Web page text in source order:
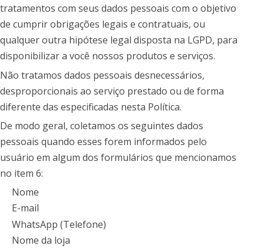
tratamentos com seus dados pessoais com o objetivo
de cumprir obrigações legais e contratuais, ou
qualquer outra hipótese legal disposta na LGPD, para
disponibilizar a você nossos produtos e serviços.
Não tratamos dados pessoais desnecessários,
desproporcionais ao serviço prestado ou de forma
diferente das especificadas nesta Política.
De modo geral, coletamos os seguintes dados
pessoais quando esses forem informados pelo
usuário em algum dos formulários que mencionamos
no item 6:
Nome
E-mail
WhatsApp (Telefone)
Nome da loja